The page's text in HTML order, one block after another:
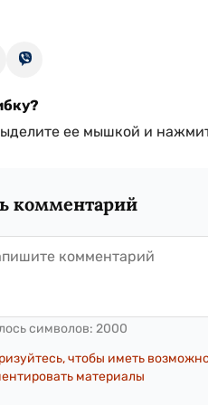
ее мышкой и
комментарий
символов: 2000
чтобы иметь
материалы